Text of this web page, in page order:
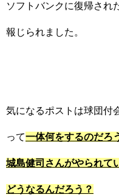
ソフトバンクに復帰され
報じられました。
気になるポストは球団付
って一体何をするのだろ
城島健司さんがやられて
どうなるんだろう？